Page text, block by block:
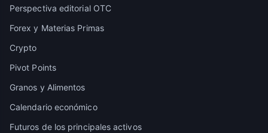
Perspectiva editorial OTC
Forex y Materias Primas
Crypto
Pivot Points
Granos y Alimentos
Calendario económico
Futuros de los principales activos